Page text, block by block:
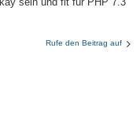
Rufe den Beitrag auf